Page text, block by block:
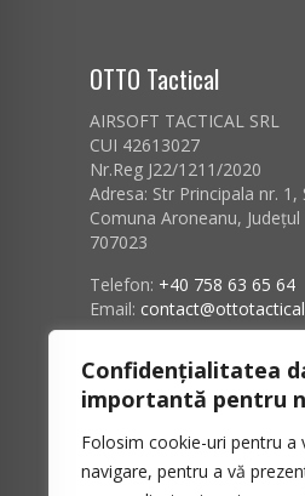
Confidențialitatea
importantă pentru
Folosim cookie-uri pentru a
navigare, pentru a vă
OTTO Tactical
AIRSOFT TACTICAL SRL
CUI 42613027
Nr.Reg J22/1211/2020
Adresa: Str Principala nr. 1 ,
Comuna Aroneanu,
707023
Telefon: +40 758 63 65 64
Email:
EUR:
RON: